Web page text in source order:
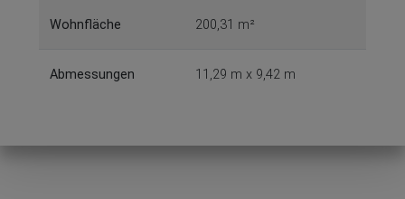
Wohnfläche 200,31 m²
Abmessungen 11,29 m x 9,42 m